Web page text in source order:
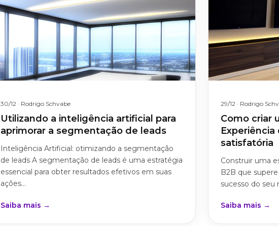
30/12 · Rodrigo Schvabe
Utilizando a inteligência artificial para
aprimorar a segmentação de leads
Inteligência Artificial: otimizando a segmentação
de leads A segmentação de leads é uma estratégia
essencial para obter resultados efetivos em suas
ações...
Saiba mais →
29/12 · Rodrigo
Como criar
satisfatória
Construir uma
B2B que
sucesso do seu
Saiba mais →